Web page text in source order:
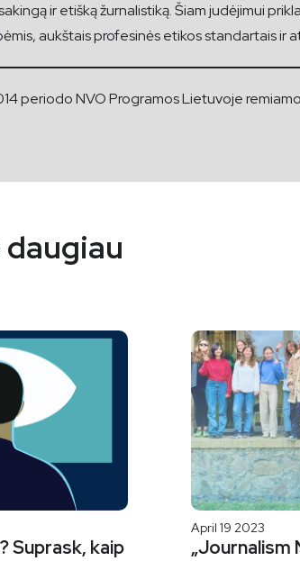
ir etišką žurnalistiką. Šiam judėjimui
aukštais profesinės etikos standartais ir
periodo NVO Programos Lietuvoje remiamo
Suprask, kaip
April 19 2023
„Journalism